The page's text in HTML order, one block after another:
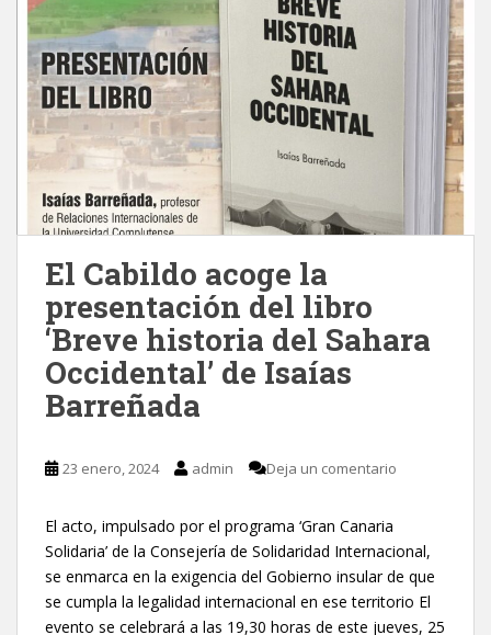
El Cabildo acoge la
presentación del libro
‘Breve historia del Sahara
Occidental’ de Isaías
Barreñada
23 enero, 2024 admin Deja un comentario
El acto, impulsado por el programa ‘Gran Canaria
Solidaria’ de la Consejería de Solidaridad Internacional,
se enmarca en la exigencia del Gobierno insular de que
se cumpla la legalidad internacional en ese territorio El
evento se celebrará a las 19,30 horas de este jueves, 25